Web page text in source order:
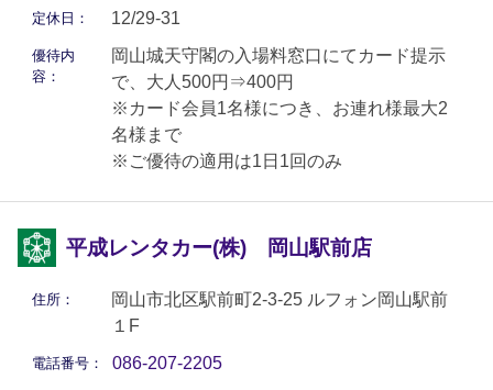
定休日： 12/29-31
優待内
容：
岡山城天守閣の入場料窓口にてカード提示
で、大人500円⇒400円
※カード会員1名様につき、お連れ様最大2
名様まで
※ご優待の適用は1日1回のみ
平成レンタカー(株) 岡山駅前店
住所：
岡山市北区駅前町2-3-25 ルフォン岡山駅前
１F
電話番号： 086-207-2205